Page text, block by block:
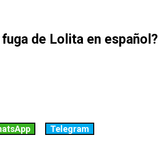
de Lolita en español?
Telegram